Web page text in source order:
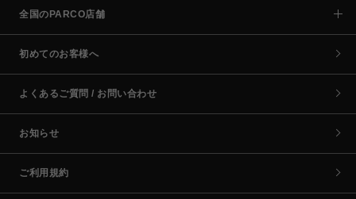
全国のPARCO店舗
初めてのお客様へ
よくあるご質問 / お問い合わせ
お知らせ
ご利用規約